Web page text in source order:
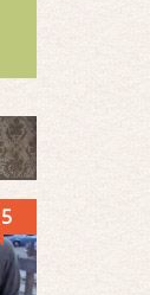
…